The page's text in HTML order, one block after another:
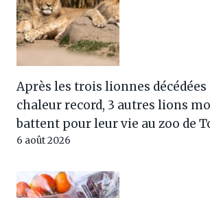
Après les trois lionnes décédées
chaleur record, 3 autres lions
battent pour leur vie au zoo de
6 août 2026